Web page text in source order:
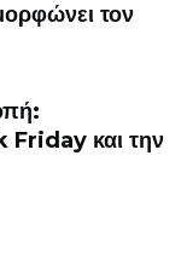
τον
Friday και την